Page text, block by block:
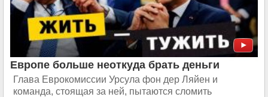
Европе больше неоткуда брать деньги
Глава Еврокомиссии Урсула фон дер Ляйен и
команда, стоящая за ней, пытаются сломить